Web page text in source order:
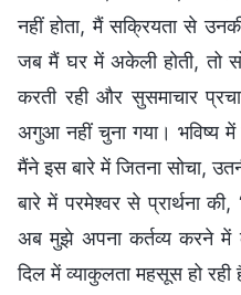
नहीं होता, मैं सक्रियता से
जब मैं घर में अकेली होती, तो
करती रही और सुसमाचार
अगुआ नहीं चुना गया। भविष्य में
मैंने इस बारे में जितना सोचा,
बारे में परमेश्वर से प्रार्थना
अब मुझे अपना कर्तव्य करने में
दिल में व्याकुलता महसूस हो